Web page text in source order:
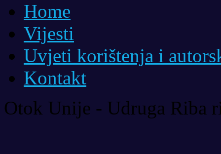
Home
Vijesti
Uvjeti korištenja i
Kontakt
Otok Unije - Udruga Riba